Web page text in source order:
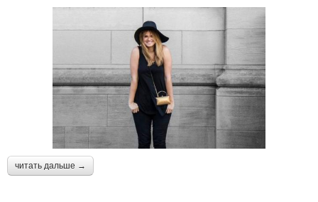
читать дальше →